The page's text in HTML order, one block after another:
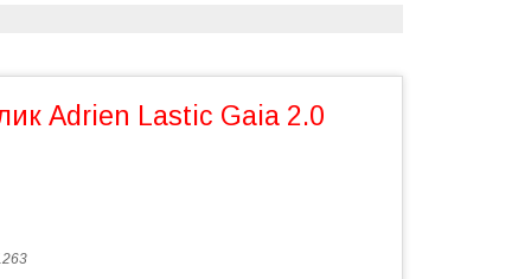
Adrien Lastic Gaia 2.0